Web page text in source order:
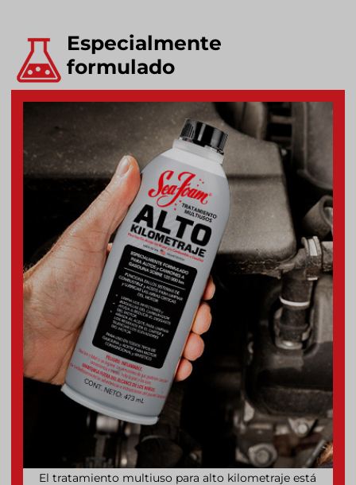
Especialmente
formulado
El tratamiento multiuso para alto kilometraje está